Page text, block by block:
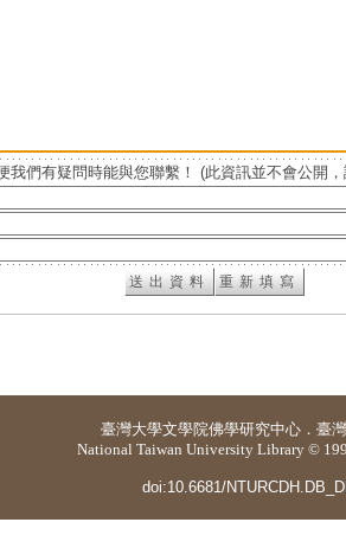
我們有疑問時能與您聯繫！ (此資訊並不會公開
臺灣大學文學院佛學研究中心 ． 臺
National Taiwan University Library ©
doi:10.6681/